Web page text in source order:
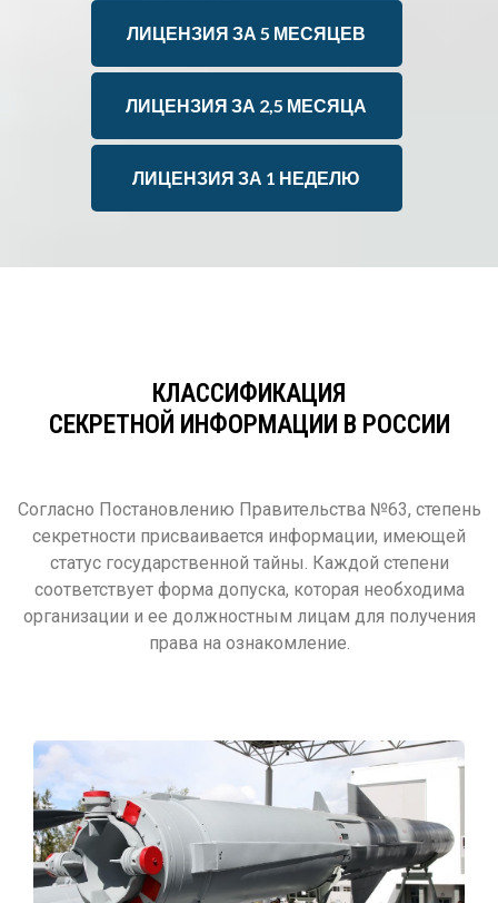
ЛИЦЕНЗИЯ ЗА 5 МЕСЯЦЕВ
ЛИЦЕНЗИЯ ЗА 2,5 МЕСЯЦА
ЛИЦЕНЗИЯ ЗА 1 НЕДЕЛЮ
КЛАССИФИКАЦИЯ
СЕКРЕТНОЙ ИНФОРМАЦИИ В РОССИИ
Согласно Постановлению Правительства №63, степень
секретности присваивается информации, имеющей
статус государственной тайны. Каждой степени
соответствует форма допуска, которая необходима
организации и ее должностным лицам для получения
права на ознакомление.